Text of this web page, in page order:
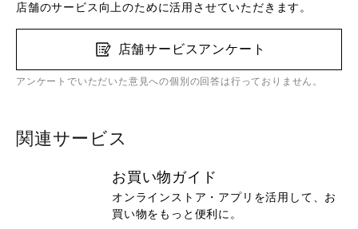
店舗のサービス向上のために活用させていただきます。
店舗サービスアンケート
アンケートでいただいた意見への個別の回答は行っておりません。
関連サービス
お買い物ガイド
オンラインストア・アプリを活用して、お
買い物をもっと便利に。